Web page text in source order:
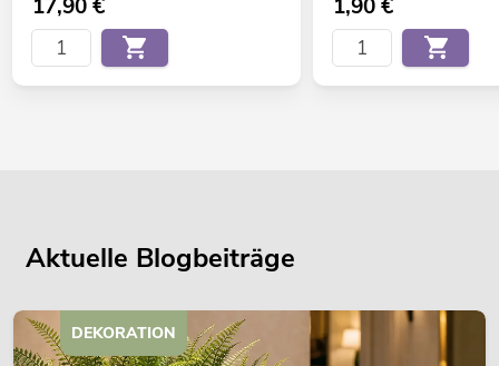
17,90€ 1,90€
Aktuelle Blogbeiträge
DEKORATION